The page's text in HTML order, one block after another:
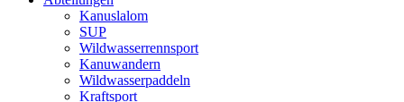
Kanuslalom
SUP
Wildwasserrennsport
Kanuwandern
Wildwasserpaddeln
Kraftsport